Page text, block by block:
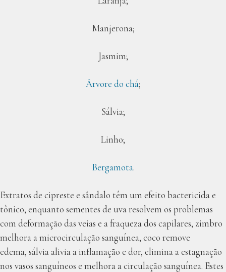
Manjerona;
Jasmim;
Árvore do chá;
Sálvia;
Linho;
Bergamota.
Extratos de cipreste e sândalo têm um efeito bactericida e
tônico, enquanto sementes de uva resolvem os problemas
com deformação das veias e a fraqueza dos capilares, zimbro
melhora a microcirculação sanguínea, coco remove
edema, sálvia alivia a inflamação e dor, elimina a estagnação
nos vasos sanguíneos e melhora a circulação sanguínea. Estes